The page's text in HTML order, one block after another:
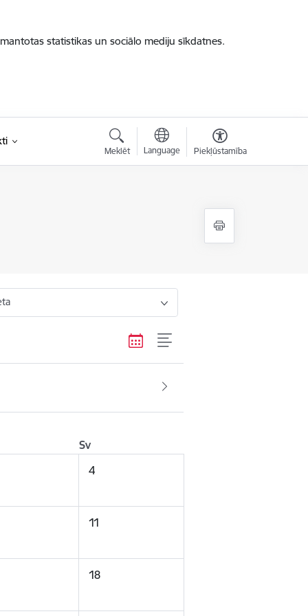
statistikas un sociālo mediju sīkdatnes.
Meklēt Language Piekļūstamība
Sv
4
11
18